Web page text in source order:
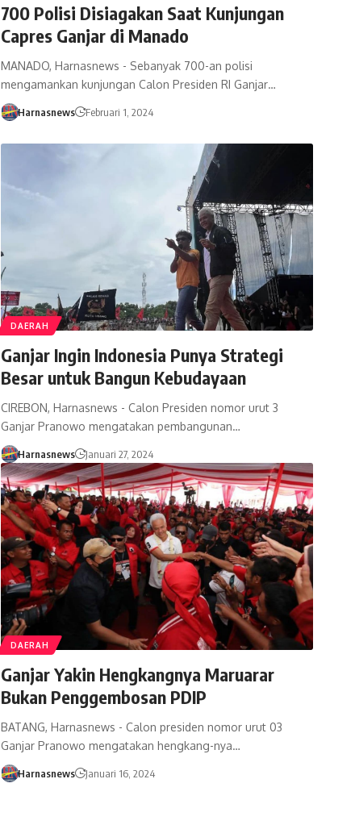
700 Polisi Disiagakan Saat Kunjungan
Capres Ganjar di Manado
MANADO, Harnasnews - Sebanyak 700-an polisi
mengamankan kunjungan Calon Presiden RI Ganjar…
Harnasnews Februari 1, 2024
DAERAH
Ganjar Ingin Indonesia Punya Strategi
Besar untuk Bangun Kebudayaan
CIREBON, Harnasnews - Calon Presiden nomor urut 3
Ganjar Pranowo mengatakan pembangunan…
Harnasnews Januari 27, 2024
DAERAH
Ganjar Yakin Hengkangnya Maruarar
Bukan Penggembosan PDIP
BATANG, Harnasnews - Calon presiden nomor urut 03
Ganjar Pranowo mengatakan hengkang-nya…
Harnasnews Januari 16, 2024